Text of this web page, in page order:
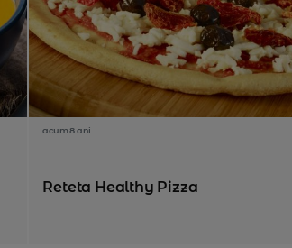
acum 8 ani
Reteta Healthy Pizza